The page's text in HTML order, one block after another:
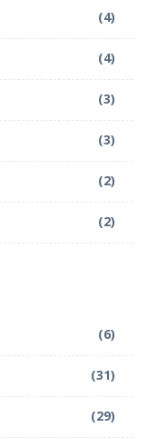
(4)
(4)
(3)
(3)
(2)
(2)
(6)
(31)
(29)